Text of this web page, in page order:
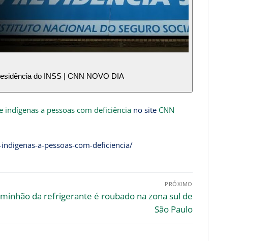
do INSS | CNN NOVO DIA
indígenas a pessoas com deficiência no site CNN
a-pessoas-com-deficiencia/
PRÓXIMO
da refrigerante é roubado na zona sul de
São Paulo